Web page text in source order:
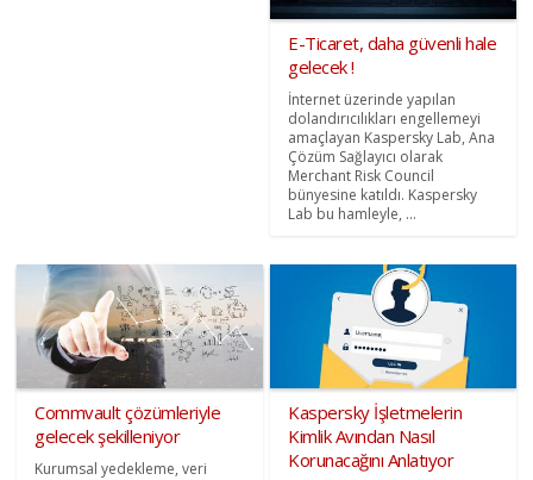
E-Ticaret, daha güvenli hale
gelecek !
İnternet üzerinde yapılan
dolandırıcılıkları engellemeyi
amaçlayan Kaspersky Lab, Ana
Çözüm Sağlayıcı olarak
Merchant Risk Council
bünyesine katıldı. Kaspersky
Lab bu hamleyle, ...
Commvault çözümleriyle
gelecek şekilleniyor
Kurumsal yedekleme, veri
Kaspersky İşletmelerin
Kimlik Avından Nasıl
Korunacağını Anlatıyor